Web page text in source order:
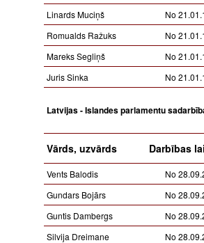
Linards Muciņš
No
Romualds Ražuks
No
Mareks Segliņš
No
Juris Sinka
No
Latvijas - Islandes parlamentu
Vārds, uzvārds Darbības
Vents Balodis
No
Gundars Bojārs
No
Guntis Dambergs
No
Silvija Dreimane
No